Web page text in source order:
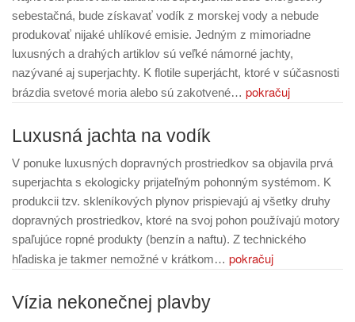
sebestačná, bude získavať vodík z morskej vody a nebude
produkovať nijaké uhlíkové emisie. Jedným z mimoriadne
luxusných a drahých artiklov sú veľké námorné jachty,
nazývané aj superjachty. K flotile superjácht, ktoré v súčasnosti
brázdia svetové moria alebo sú zakotvené… pokračuj
Luxusná jachta na vodík
V ponuke luxusných dopravných prostriedkov sa objavila prvá
superjachta s ekologicky prijateľným pohonným systémom. K
produkcii tzv. skleníkových plynov prispievajú aj všetky druhy
dopravných prostriedkov, ktoré na svoj pohon používajú motory
spaľujúce ropné produkty (benzín a naftu). Z technického
hľadiska je takmer nemožné v krátkom… pokračuj
Vízia nekonečnej plavby